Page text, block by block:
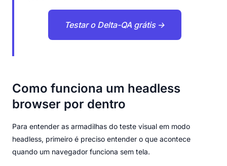
Testar o Delta-QA grátis →
Como funciona um headless
browser por dentro
Para entender as armadilhas do teste visual em modo
headless, primeiro é preciso entender o que acontece
quando um navegador funciona sem tela.